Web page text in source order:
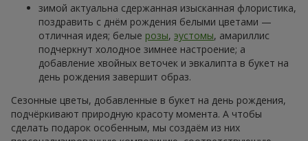
зимой актуальна сдержанная изысканная флористика,
поздравить с днём рождения белыми цветами —
отличная идея; белые розы, эустомы, амариллис
подчеркнут холодное зимнее настроение; а
добавление хвойных веточек и эвкалипта в букет на
день рождения завершит образ.
Сезонные цветы, добавленные в букет на день рождения,
подчёркивают природную красоту момента. А чтобы
сделать подарок особенным, мы создаём из них